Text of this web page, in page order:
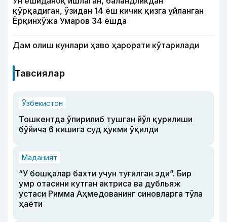
қўрқадиган, ўзидан 14 ёш кичик қизга уйланган
Ёрқинхўжа Умаров 34 ёшда
Дам олиш кунлари ҳаво ҳарорати кўтарилади
Тавсиялар
Ўзбекистон
Тошкентда ўпирилиб тушган йўл қурилиши
бўйича 6 кишига суд ҳукми ўқилди
Маданият
“У бошқалар бахти учун туғилган эди”. Бир
умр отасини кутган актриса ва дубльяж
устаси Римма Аҳмедованинг синовларга тўла
ҳаёти